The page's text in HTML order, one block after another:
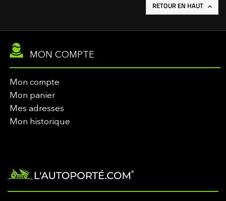
RETOUR EN HAUT 
MON COMPTE
Mon compte
Mon panier
Mes adresses
Mon historique